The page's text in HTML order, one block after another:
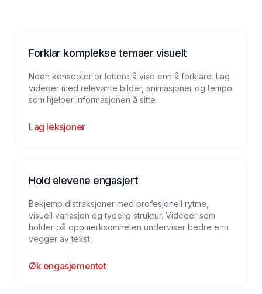
Forklar komplekse temaer visuelt
Noen konsepter er lettere å vise enn å forklare. Lag
videoer med relevante bilder, animasjoner og tempo
som hjelper informasjonen å sitte.
Lag leksjoner
Hold elevene engasjert
Bekjemp distraksjoner med profesjonell rytme,
visuell variasjon og tydelig struktur. Videoer som
holder på oppmerksomheten underviser bedre enn
vegger av tekst.
Øk engasjementet